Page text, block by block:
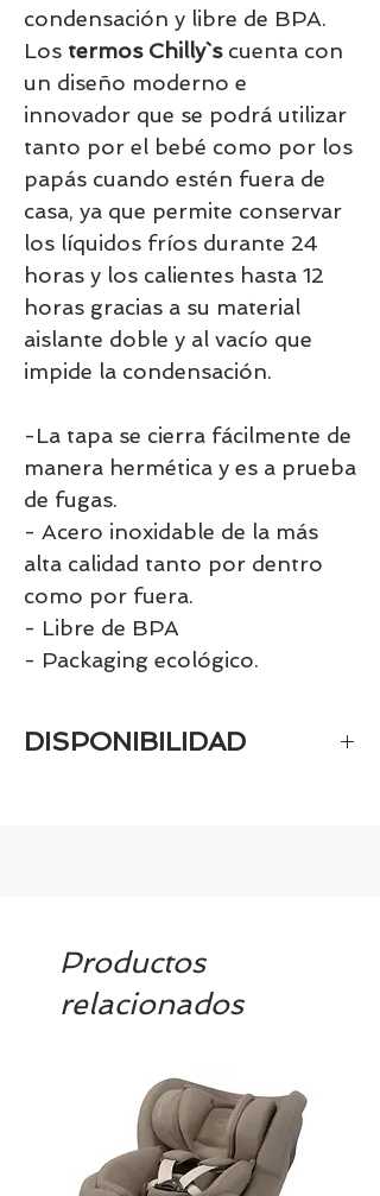
condensación y libre de BPA.
Los termos Chilly`scuenta con
un diseño moderno e
innovador que se podrá utilizar
tanto por el bebé como por los
papás cuando estén fuera de
casa, ya que permite conservar
los líquidos fríos durante 24
horas y los calientes hasta 12
horas gracias a su material
aislante doble y al vacío que
impide la condensación.
-La tapa se cierra fácilmente de
manera hermética y es a prueba
de fugas.
- Acero inoxidable de la más
alta calidad tanto por dentro
como por fuera.
- Libre de BPA
- Packaging ecológico.
DISPONIBILIDAD
Productos
relacionados